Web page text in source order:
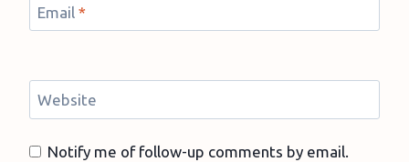
Email *
Website
Notify me of follow-up comments by email.